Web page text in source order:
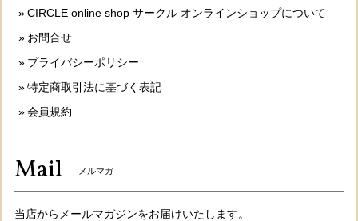
CIRCLE online shop サークル オンラインショップについて
お問合せ
プライバシーポリシー
特定商取引法に基づく表記
会員規約
Mail メルマガ
当店からメールマガジンをお届けいたします。